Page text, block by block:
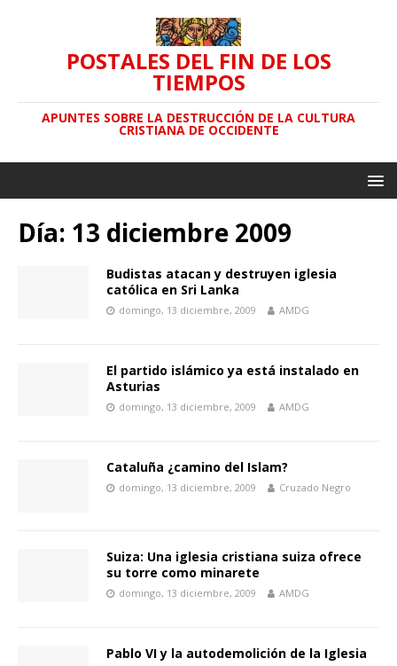
POSTALES DEL FIN DE LOS
TIEMPOS
APUNTES SOBRE LA DESTRUCCIÓN DE LA CULTURA
CRISTIANA DE OCCIDENTE
Día: 13 diciembre 2009
Budistas atacan y destruyen iglesia
católica en Sri Lanka
domingo, 13 diciembre, 2009 AMDG
El partido islámico ya está instalado en
Asturias
domingo, 13 diciembre, 2009 AMDG
Cataluña ¿camino del Islam?
domingo, 13 diciembre, 2009 Cruzado Negro
Suiza: Una iglesia cristiana suiza ofrece
su torre como minarete
domingo, 13 diciembre, 2009 AMDG
Pablo VI y la autodemolición de la Iglesia